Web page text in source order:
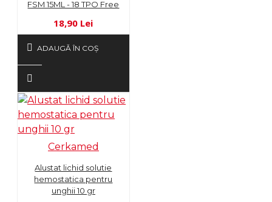
FSM 15ML - 18 TPO Free
18,90 Lei
ADAUGĂ ÎN COŞ
Cerkamed
Alustat lichid solutie
hemostatica pentru
unghii 10 gr